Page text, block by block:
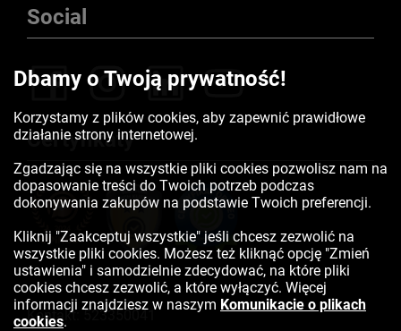
Social
Certyfikaty
Kontakt:523350041
Dbamy o Twoją prywatność!
Korzystamy z plików cookies, aby zapewnić prawidłowe
działanie strony internetowej.
Zgadzając się na wszystkie pliki cookies pozwolisz nam na
dopasowanie treści do Twoich potrzeb podczas
dokonywania zakupów na podstawie Twoich preferencji.
Kliknij "Zaakceptuj wszystkie" jeśli chcesz zezwolić na
wszystkie pliki cookies. Możesz też kliknąć opcję "Zmień
ustawienia" i samodzielnie zdecydować, na które pliki
cookies chcesz zezwolić, a które wyłączyć. Więcej
informacji znajdziesz w naszym Komunikacie o plikach
cookies.